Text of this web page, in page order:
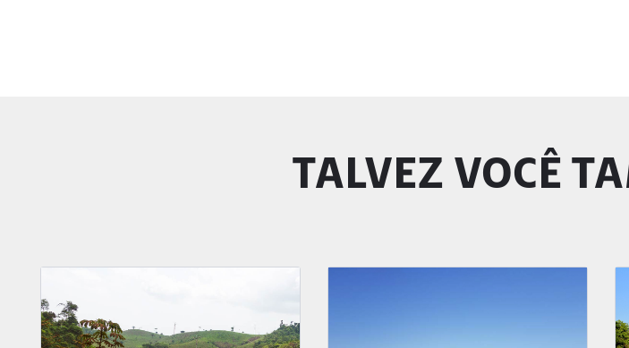
TALVEZ VOCÊ